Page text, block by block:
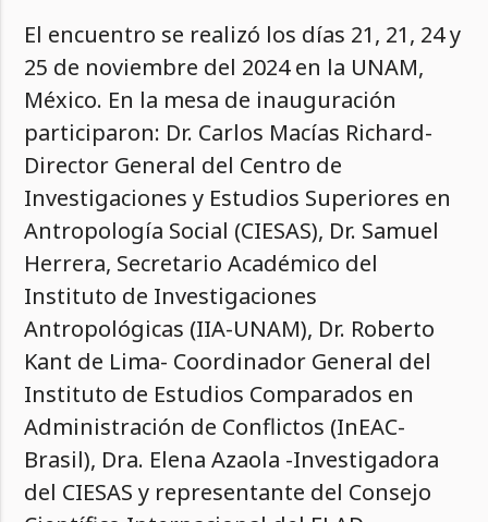
El encuentro se realizó los días 21, 21, 24 y
25 de noviembre del 2024 en la UNAM,
México. En la mesa de inauguración
participaron: Dr. Carlos Macías Richard-
Director General del Centro de
Investigaciones y Estudios Superiores en
Antropología Social (CIESAS), Dr. Samuel
Herrera, Secretario Académico del
Instituto de Investigaciones
Antropológicas (IIA-UNAM), Dr. Roberto
Kant de Lima- Coordinador General del
Instituto de Estudios Comparados en
Administración de Conflictos (InEAC-
Brasil), Dra. Elena Azaola -Investigadora
del CIESAS y representante del Consejo